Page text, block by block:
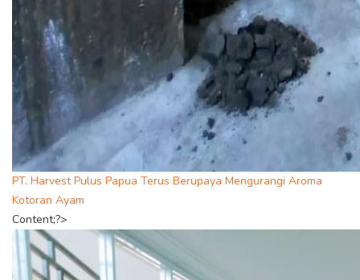
PT. Harvest Pulus Papua Terus Berupaya Mengurangi Aroma
Kotoran Ayam
Content;?>